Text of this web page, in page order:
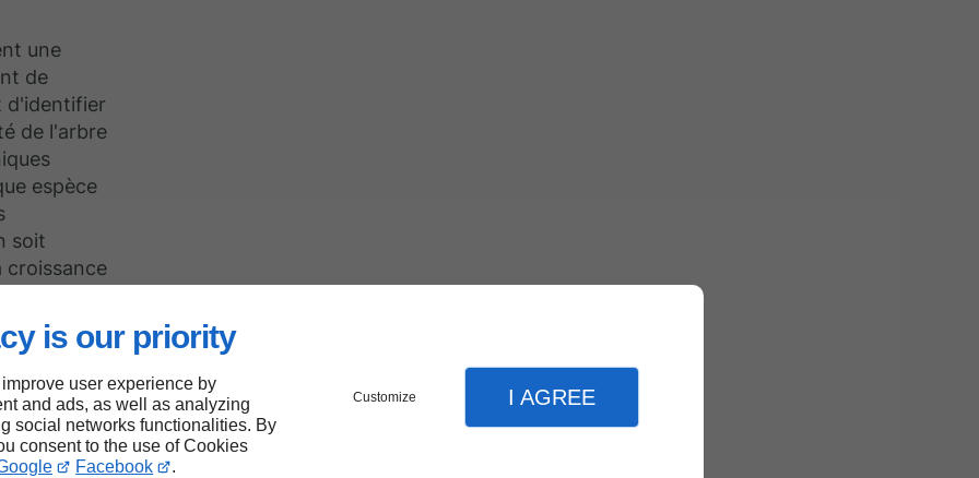
is our priority
user experience by
and ads, as well as analyzing
social networks functionalities. By
consent to the use of Cookies
Facebook .
Customize I AGREE
une
de
d'identifier
de l'arbre
espèce
soit
croissance